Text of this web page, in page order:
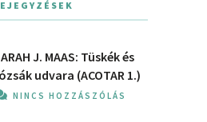
J. MAAS: Tüskék és
udvara (ACOTAR 1.)
NINCS HOZZÁSZÓLÁS